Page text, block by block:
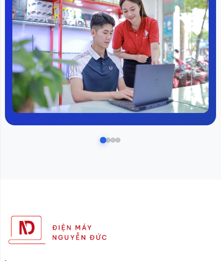
và tiện dụng tối đa cho căn bếp hiện đại.
Mặt trước tủ phẳng liền mạch
Thiết kế hiện đại
Tủ lạnh Xiaomi Mijia 400L không chỉ mạnh mẽ về hiệu
suất mà còn gây ấn tượng với nhiều chi tiết thiết kế
thông minh. Gioăng cửa tháo rời giúp vệ sinh dễ dàng,
hạn chế vi khuẩn tích tụ, giữ môi trường lưu trữ luôn
sạch sẽ.Trang bị màn hình LED cảm ứng nhạy, người
dùng dễ dàng theo dõi và tùy chỉnh chế độ làm lạnh.
này giúp việc sắp xếp gọn gàng và tiện lợi hơn. Bề mặt
phủ màu trắng sang trọng, chống bám bẩn, chống trầy
xước và dễ lau chùi. Người dùng cũng có thể dán